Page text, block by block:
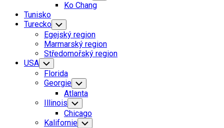
Child
Menu
Ko Chang
Tunisko
Turecko Toggle
Child
Menu
Egejský region
Marmarský region
Středomořský region
USA Toggle
Child
Menu
Florida
Georgie Toggle
Child
Menu
Atlanta
Illinois Toggle
Child
Menu
Chicago
Kalifornie Toggle